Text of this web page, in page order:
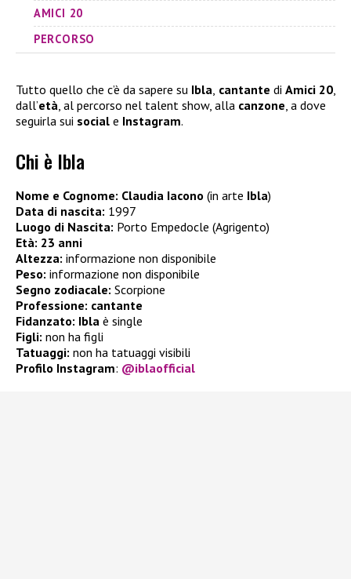
AMICI 20
PERCORSO
Tutto quello che c’è da sapere su Ibla, cantante di Amici 20,
dall’età, al percorso nel talent show, alla canzone, a dove
seguirla sui social e Instagram.
Chi è Ibla
Nome e Cognome: Claudia Iacono (in arte Ibla)
Data di nascita: 1997
Luogo di Nascita: Porto Empedocle (Agrigento)
Età: 23 anni
Altezza: informazione non disponibile
Peso: informazione non disponibile
Segno zodiacale: Scorpione
Professione: cantante
Fidanzato: Ibla è single
Figli: non ha figli
Tatuaggi: non ha tatuaggi visibili
Profilo Instagram: @iblaofficial